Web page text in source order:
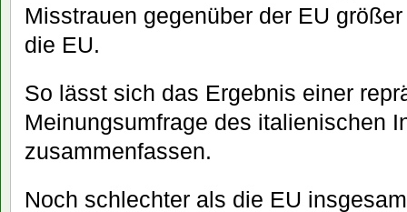
Misstrauen gegenüber der EU
die EU.
So lässt sich das Ergebnis einer
Meinungsumfrage des italienischen
zusammenfassen.
Noch schlechter als die EU